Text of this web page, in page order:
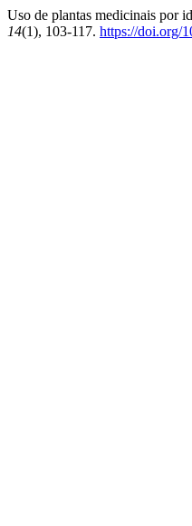
Uso de plantas medicinais por
14(1), 103-117. https://doi.org/